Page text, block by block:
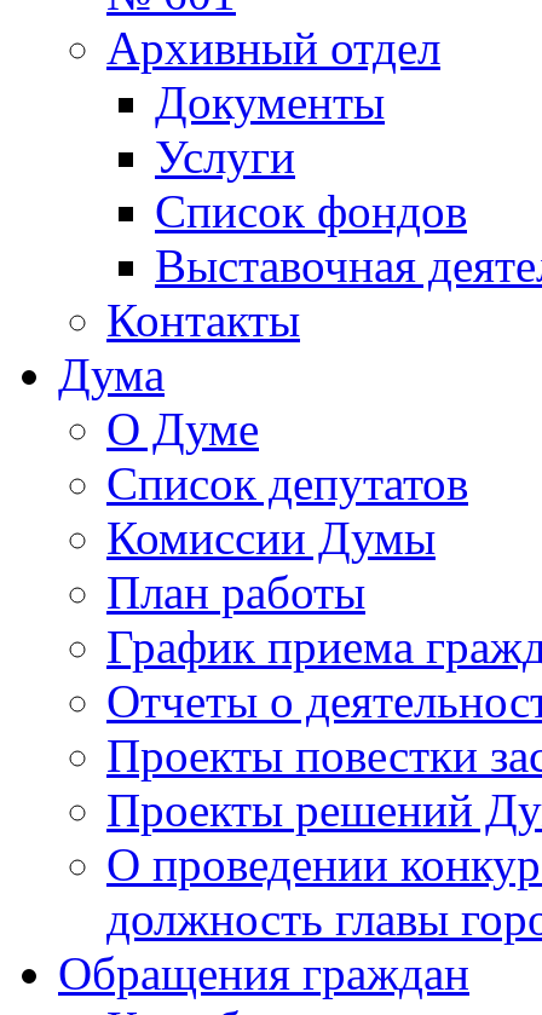
Архивный отдел
Документы
Услуги
Список фондов
Выставочная
Контакты
Дума
О Думе
Список депутатов
Комиссии Думы
План работы
График приема
Отчеты о
Проекты повестки
Проекты решений
О проведении
должность главы
Обращения граждан